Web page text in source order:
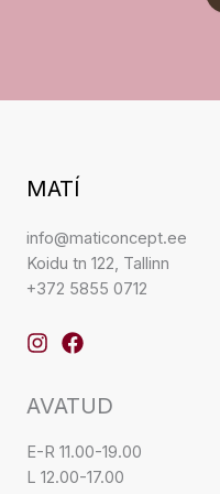
MATÍ
info@maticoncept.ee
Koidu tn 122, Tallinn
+372 5855 0712
AVATUD
E-R 11.00-19.00
L 12.00-17.00